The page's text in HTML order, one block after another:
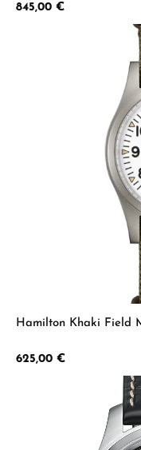
Regulärer Preis:
845,00 €
Hamilton Khaki Field
Regulärer Preis:
625,00 €